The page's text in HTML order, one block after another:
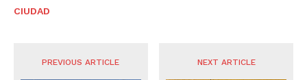
CIUDAD
PREVIOUS ARTICLE NEXT ARTICLE